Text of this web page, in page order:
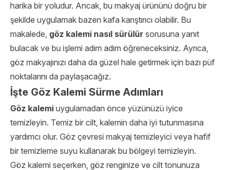
harika bir yoludur. Ancak, bu makyaj ürününü doğru bir
şekilde uygulamak bazen kafa karıştırıcı olabilir. Bu
makalede, göz kalemi nasıl sürülür sorusuna yanıt
bulacak ve bu işlemi adım adım öğreneceksiniz. Ayrıca,
göz makyajınızı daha da güzel hale getirmek için bazı püf
noktalarını da paylaşacağız.
İşte Göz Kalemi Sürme Adımları
Göz kalemi uygulamadan önce yüzünüzü iyice
temizleyin. Temiz bir cilt, kalemin daha iyi tutunmasına
yardımcı olur. Göz çevresi makyaj temizleyici veya hafif
bir temizleme suyu kullanarak bu bölgeyi temizleyin.
Göz kalemi seçerken, göz renginize ve cilt tonunuza